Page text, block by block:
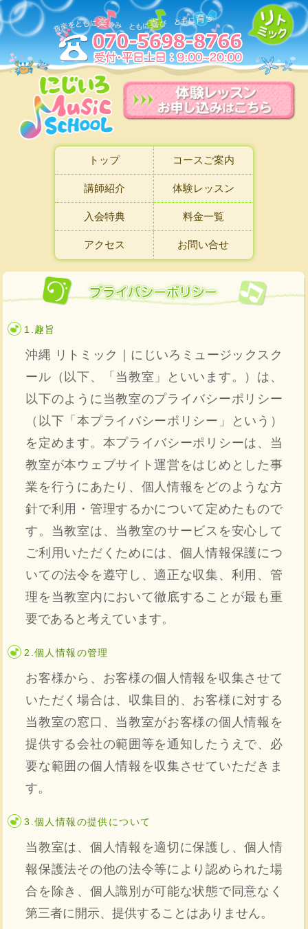
トップ コースご案内
講師紹介 体験レッスン
入会特典 料金一覧
アクセス お問い合せ
1.趣旨
沖縄 リトミック｜にじいろミュージックスク
ール（以下、「当教室」といいます。）は、
以下のように当教室のプライバシーポリシー
（以下「本プライバシーポリシー」という）
を定めます。本プライバシーポリシーは、当
教室が本ウェブサイト運営をはじめとした事
業を行うにあたり、個人情報をどのような方
針で利用・管理するかについて定めたもので
す。当教室は、当教室のサービスを安心して
ご利用いただくためには、個人情報保護につ
いての法令を遵守し、適正な収集、利用、管
理を当教室内において徹底することが最も重
要であると考えています。
2.個人情報の管理
お客様から、お客様の個人情報を収集させて
いただく場合は、収集目的、お客様に対する
当教室の窓口、当教室がお客様の個人情報を
提供する会社の範囲等を通知したうえで、必
要な範囲の個人情報を収集させていただきま
す。
3.個人情報の提供について
当教室は、個人情報を適切に保護し、個人情
報保護法その他の法令等により認められた場
合を除き、個人識別が可能な状態で同意なく
第三者に開示、提供することはありません。